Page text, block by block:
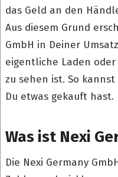
das Geld an den
Aus diesem Grund
GmbH in Deiner
eigentliche Laden
zu sehen ist. So
Du etwas gekauft hast.
Was ist Nexi
Die Nexi Germany